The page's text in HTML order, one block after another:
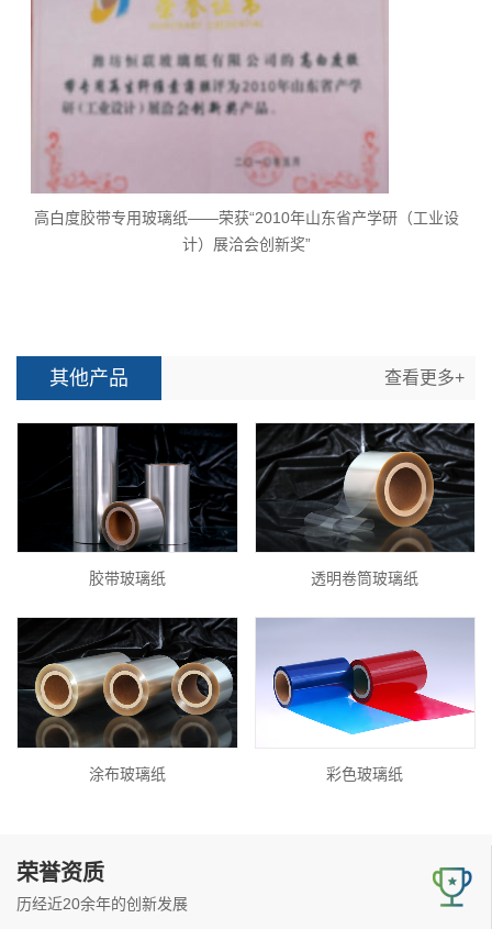
高白度胶带专用玻璃纸——荣获“2010年山东省产学研（工业设
计）展洽会创新奖”
其他产品 查看更多+
胶带玻璃纸 透明卷筒玻璃纸
涂布玻璃纸 彩色玻璃纸
荣誉资质
历经近20余年的创新发展